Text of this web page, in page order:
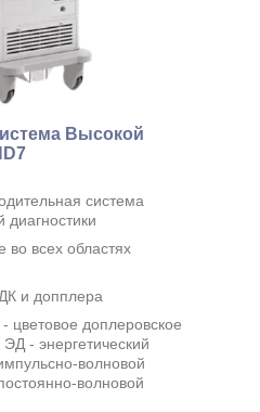
Высокой
система
диагностики
во всех областях
и допплера
цветовое доплеровское
- энергетический
волновой
волновой